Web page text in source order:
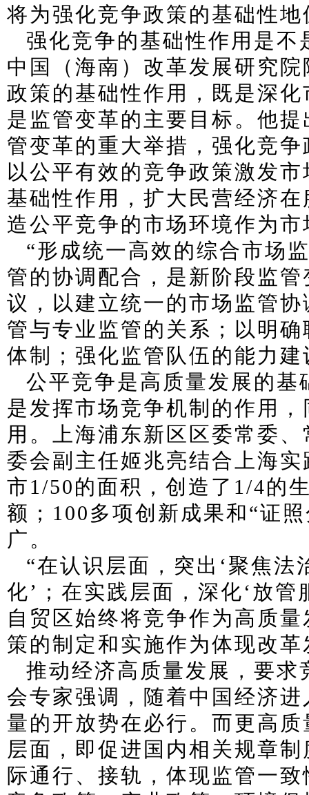
将为强化竞争政策的基础性
强化竞争的基础性作用是
中国（海南）改革发展研究
政策的基础性作用，既是深
是监管变革的主要目标。他
管变革的重大举措，强化竞
以公平有效的竞争政策激发
基础性作用，扩大民营经济
造公平竞争的市场环境作为
“形成统一高效的综合市场
管的协调配合，是新阶段监
议，以建立统一的市场监管
管与专业监管的关系；以明
体制；强化监管队伍的能力建
公平竞争是高质量发展的
是发挥市场竞争机制的作用
用。上海浦东新区区委常委
委会副主任姬兆亮结合上海
市1/50的面积，创造了1/4的
额；100多项创新成果和“证
广。
“在认识层面，突出‘聚焦
化’；在实践层面，深化‘放管
自贸区始终将竞争作为高质
策的制定和实施作为体现改
推动经济高质量发展，要
会专家强调，随着中国经济
量的开放势在必行。而更高
层面，即促进国内相关规章
际通行、接轨，体现监管一